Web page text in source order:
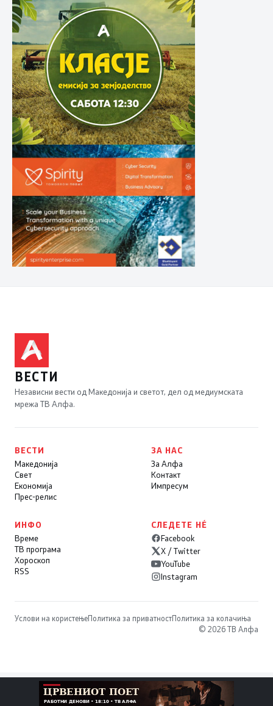
ВЕСТИ
Независни вести од Македонија и светот, дел од медиумската
мрежа ТВ Алфа.
ВЕСТИ
Македонија
Свет
Економија
Прес-релис
ЗА НАС
За Алфа
Контакт
Импресум
ИНФО
Време
ТВ програма
Хороскоп
RSS
СЛЕДЕТЕ НÉ
Facebook
X / Twitter
YouTube
Instagram
Услови на користењеПолитика за приватностПолитика за колачиња
© 2026 ТВ Алфа